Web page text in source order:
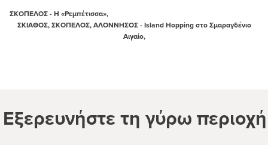
ΣΚΟΠΕΛΟΣ - Η «Ρεμπέτισσα»,
ΣΚΙΑΘΟΣ, ΣΚΟΠΕΛΟΣ, ΑΛΟΝΝΗΣΟΣ - Island Hopping στο Σμαραγδένιο
Αιγαίο,
Εξερευνήστε τη γύρω περιοχή